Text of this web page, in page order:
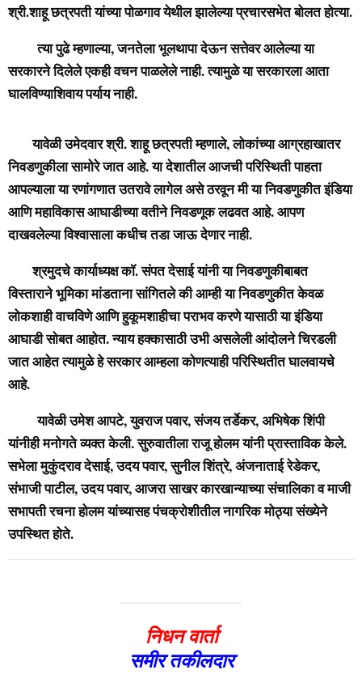
श्री.शाहू छत्रपती यांच्या पोळगाव येथील झालेल्या प्रचारसभेत बोलत होत्या.
त्या पुढे म्हणाल्या, जनतेला भूलथापा देऊन सत्तेवर आलेल्या या
सरकारने दिलेले एकही वचन पाळलेले नाही. त्यामुळे या सरकारला आता
घालविण्याशिवाय पर्याय नाही.
यावेळी उमेदवार श्री. शाहू छत्रपती म्हणाले, लोकांच्या आग्रहाखातर
निवडणुकीला सामोरे जात आहे. या देशातील आजची परिस्थिती पाहता
आपल्याला या रणांगणात उतरावे लागेल असे ठरवून मी या निवडणुकीत इंडिया
आणि महाविकास आघाडीच्या वतीने निवडणूक लढवत आहे. आपण
दाखवलेल्या विश्वासाला कधीच तडा जाऊ देणार नाही.
श्रमुदचे कार्याध्यक्ष कॉ. संपत देसाई यांनी या निवडणुकीबाबत
विस्ताराने भूमिका मांडताना सांगितले की आम्ही या निवडणुकीत केवळ
लोकशाही वाचविणे आणि हुकूमशाहीचा पराभव करणे यासाठी या इंडिया
आघाडी सोबत आहोत. न्याय हक्कासाठी उभी असलेली आंदोलने चिरडली
जात आहेत त्यामुळे हे सरकार आम्हला कोणत्याही परिस्थितीत घालवायचे
आहे.
यावेळी उमेश आपटे, युवराज पवार, संजय तर्डेकर, अभिषेक शिंपी
यांनीही मनोगते व्यक्त केली. सुरुवातीला राजू होलम यांनी प्रास्ताविक केले.
सभेला मुकुंदराव देसाई, उदय पवार, सुनील शिंत्रे, अंजनाताई रेडेकर,
संभाजी पाटील, उदय पवार, आजरा साखर कारखान्याच्या संचालिका व माजी
सभापती रचना होलम यांच्यासह पंचक्रोशीतील नागरिक मोठ्या संख्येने
उपस्थित होते.
निधन वार्ता
समीर तकीलदार